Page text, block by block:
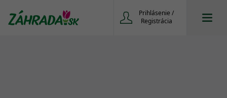
Prihlásenie /
Registrácia